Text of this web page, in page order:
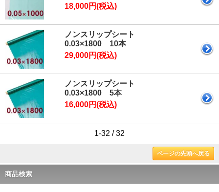
18,000円(税込)
ノンスリップシート
0.03×1800 10本
29,000円(税込)
ノンスリップシート
0.03×1800 5本
16,000円(税込)
1-32 / 32
ページの先頭へ戻る
商品検索